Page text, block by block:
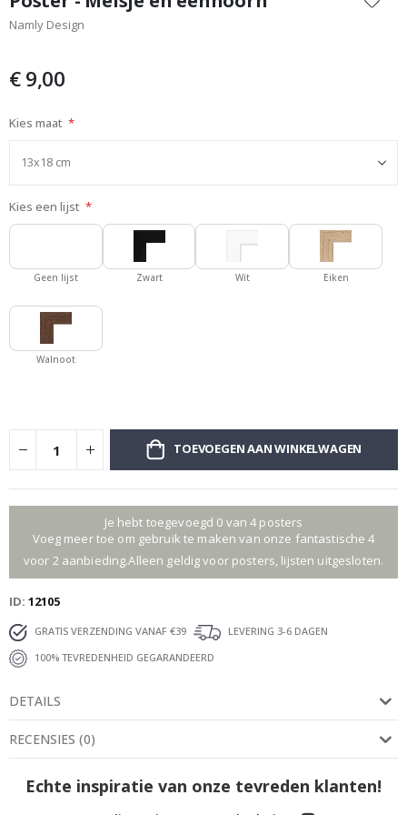
het
begin
afbeeldingen-
Namly Design
€ 9,00
Kies maat
Kies een lijst
Geen lijst Zwart Wit Eiken
Walnoot
TOEVOEGEN AAN WINKELWAGEN
Je hebt toegevoegd 0 van 4 posters
Voeg meer toe om gebruik te maken van onze fantastische 4
voor 2 aanbieding.Alleen geldig voor posters, lijsten uitgesloten.
ID 12105
GRATIS VERZENDING VANAF €39
LEVERING 3-6 DAGEN
100% TEVREDENHEID GEGARANDEERD
DETAILS
RECENSIES (0)
Echte inspiratie van onze tevreden klanten!